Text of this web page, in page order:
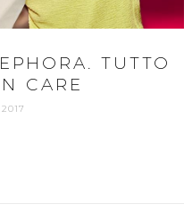
TUTTO
CARE